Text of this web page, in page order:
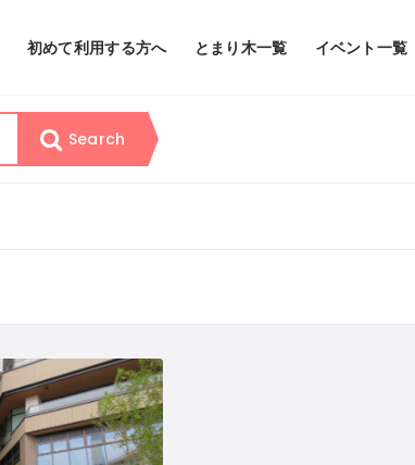
初めて利用する方へ とまり木一覧 イベント一覧
Search